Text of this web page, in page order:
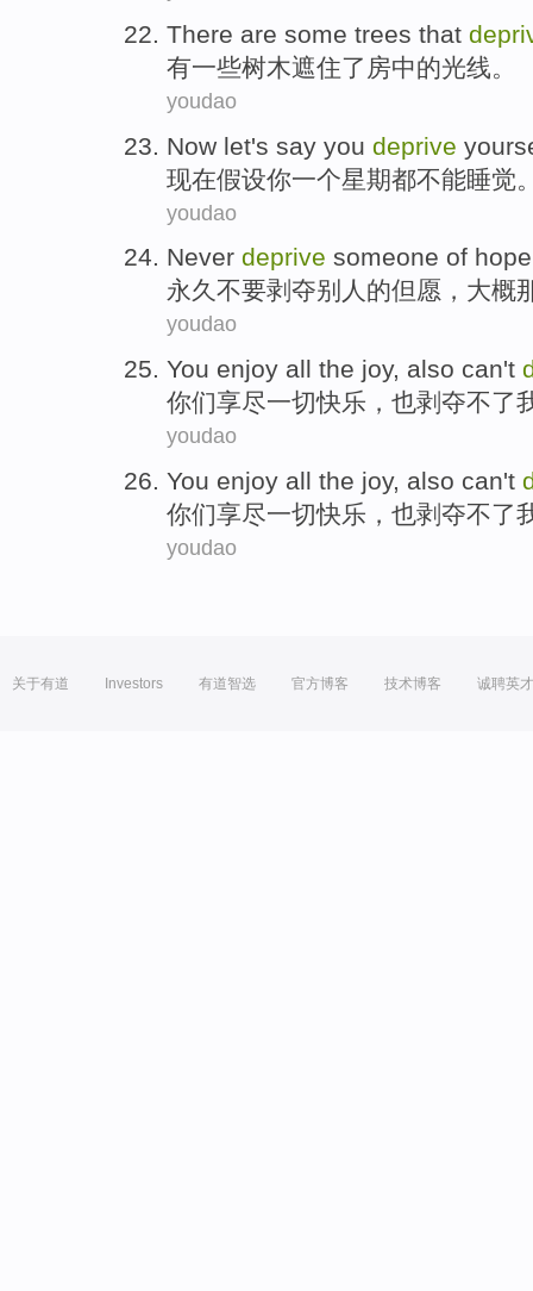
There are some trees that
有一些树木遮住了房中的光线。
youdao
Now let's say you deprive
现在假设你一个星期都不能睡觉
youdao
Never deprive someone of hope
永久不要剥夺别人 的但愿 ，大概
youdao
You enjoy all the joy, also can't
你们享尽一切快乐 ， 也剥夺不了
youdao
You enjoy all the joy, also can't
你们享尽一切快乐 ， 也剥夺不了
youdao
关于有道 Investors 有道智选 官方博客 技术博客 诚聘英才